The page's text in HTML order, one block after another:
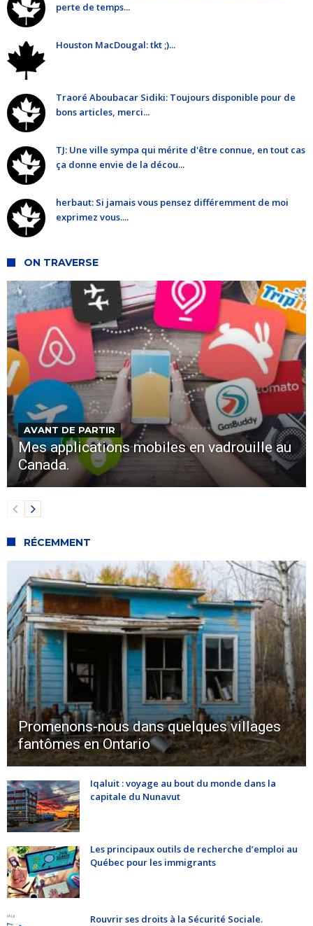
perte de temps...
Houston MacDougal: tkt ;)...
Traoré Aboubacar Sidiki: Toujours disponible pour de
bons articles, merci...
TJ: Une ville sympa qui mérite d'être connue, en tout cas
ça donne envie de la décou...
herbaut: Si jamais vous pensez différemment de moi
exprimez vous....
ON TRAVERSE
AVANT DE PARTIR
Mes applications mobiles en vadrouille au
Canada.
RÉCEMMENT
Promenons-nous dans quelques villages
fantômes en Ontario
Iqaluit : voyage au bout du monde dans la
capitale du Nunavut
Les principaux outils de recherche d’emploi au
Québec pour les immigrants
Rouvrir ses droits à la Sécurité Sociale.